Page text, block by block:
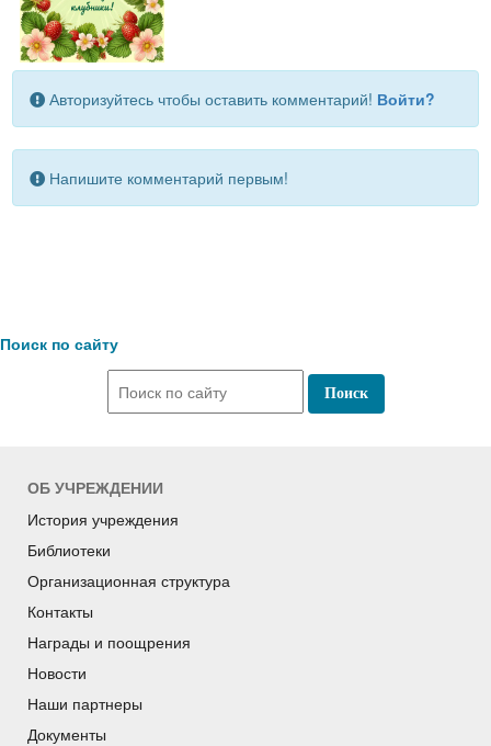
Авторизуйтесь чтобы оставить комментарий! Войти?
Напишите комментарий первым!
Поиск по сайту
ОБ УЧРЕЖДЕНИИ
История учреждения
Библиотеки
Организационная структура
Контакты
Награды и поощрения
Новости
Наши партнеры
Документы